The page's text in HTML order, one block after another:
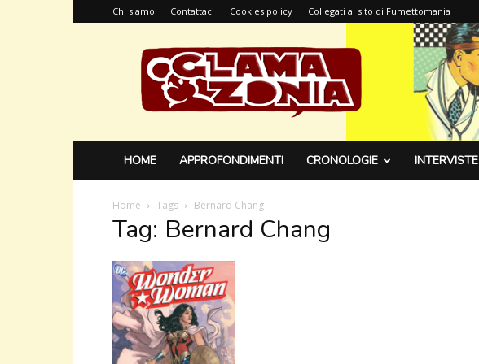
Chi siamo Contattaci Cookies policy Collegati al sito di Fumettomania
Glamazonia,
il
blog
HOME APPROFONDIMENTI CRONOLOGIE INTERVISTE
Home Tags Bernard Chang
Tag: Bernard Chang